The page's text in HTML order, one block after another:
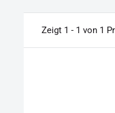
Zeigt 1 - 1 von 1